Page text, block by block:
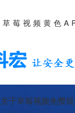
莓视频黄色
关于草莓视频免费